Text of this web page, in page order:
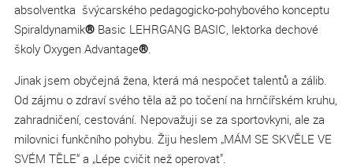
absolventka švýcarského pedagogicko-pohybového konceptu
Spiraldynamik®Basic LEHRGANG BASIC, lektorka dechové
školy Oxygen Advantage®.
Jinak jsem obyčejná žena, která má nespočet talentů a zálib.
Od zájmu o zdraví svého těla až po točení na hrnčířském kruhu,
zahradničení, cestování. Nepovažuji se za sportovkyni, ale za
milovnici funkčního pohybu. Žiju heslem „MÁM SE SKVĚLE VE
SVÉM TĚLE“ a „Lépe cvičit než operovat".